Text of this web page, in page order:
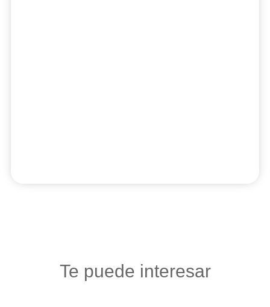
Te puede interesar